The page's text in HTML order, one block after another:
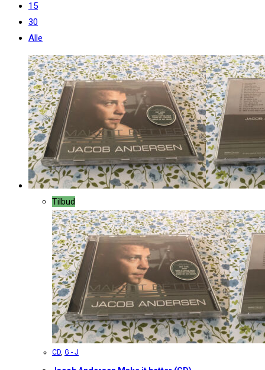
15
30
Alle
Tilbud
CD, G - J